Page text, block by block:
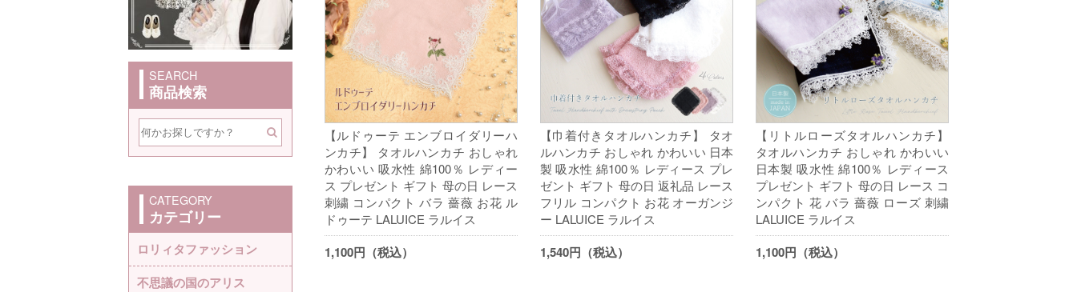
【ルドゥーテ エンブロイダリーハ
ンカチ】 タオルハンカチ おしゃれ
かわいい 吸水性 綿100％ レディー
ス プレゼント ギフト 母の日 レース
刺繍 コンパクト バラ 薔薇 お花 ル
ドゥーテ LALUICE ラルイス
1,100円（税込）
【巾着付きタオルハンカチ】 タオ
ルハンカチ おしゃれ かわいい 日本
製 吸水性 綿100％ レディース プレ
ゼント ギフト 母の日 返礼品 レース
フリル コンパクト お花 オーガンジ
ー LALUICE ラルイス
1,540円（税込）
【リトルローズタオルハンカチ】
タオルハンカチ おしゃれ かわいい
日本製 吸水性 綿100％ レディース
プレゼント ギフト 母の日 レース コ
ンパクト 花 バラ 薔薇 ローズ 刺繍
LALUICE ラルイス
1,100円（税込）
SEARCH
商品検索
CATEGORY
カテゴリー
ロリィタファッション
不思議の国のアリス